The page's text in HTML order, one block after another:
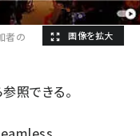
者の
照できる。